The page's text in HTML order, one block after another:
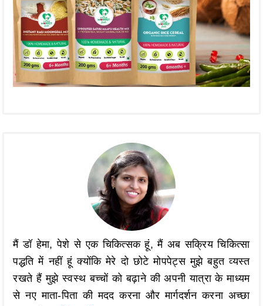
मैं डॉ हेमा, पेशे से एक चिकित्सक हूं, मैं अब सक्रिय चिकित्सा
पद्धति में नहीं हूं क्योंकि मेरे दो छोटे मोपपेट्स मुझे बहुत व्यस्त
रखते हैं मुझे स्वस्थ बच्चों को बढ़ाने की अपनी यात्रा के माध्यम
से नए माता-पिता की मदद करना और मार्गदर्शन करना अच्छा